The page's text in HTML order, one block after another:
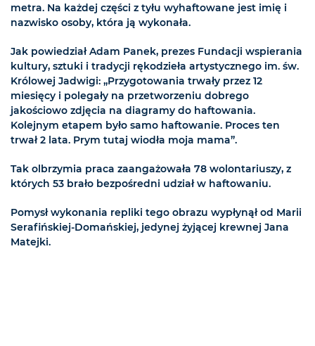
metra. Na każdej części z tyłu wyhaftowane jest imię i
nazwisko osoby, która ją wykonała.
Jak powiedział Adam Panek, prezes Fundacji wspierania
kultury, sztuki i tradycji rękodzieła artystycznego im. św.
Królowej Jadwigi: „Przygotowania trwały przez 12
miesięcy i polegały na przetworzeniu dobrego
jakościowo zdjęcia na diagramy do haftowania.
Kolejnym etapem było samo haftowanie. Proces ten
trwał 2 lata. Prym tutaj wiodła moja mama”.
Tak olbrzymia praca zaangażowała 78 wolontariuszy, z
których 53 brało bezpośredni udział w haftowaniu.
Pomysł wykonania repliki tego obrazu wypłynął od Marii
Serafińskiej-Domańskiej, jedynej żyjącej krewnej Jana
Matejki.